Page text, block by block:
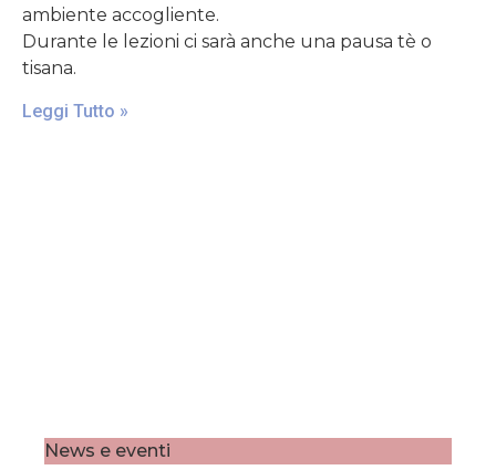
ambiente accogliente.
Durante le lezioni ci sarà anche una pausa tè o
tisana.
Leggi Tutto »
News e eventi